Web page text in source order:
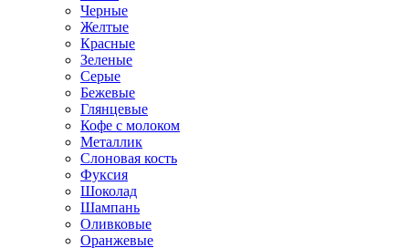
Черные
Желтые
Красные
Зеленые
Серые
Бежевые
Глянцевые
Кофе с молоком
Металлик
Слоновая кость
Фуксия
Шоколад
Шампань
Оливковые
Оранжевые